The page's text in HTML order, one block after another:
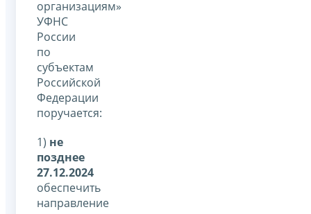
организациям»
УФНС
России
по
субъектам
Российской
Федерации
поручается:
1) не
позднее
27.12.2024
обеспечить
направление